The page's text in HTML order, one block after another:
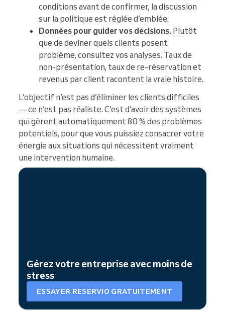
conditions avant de confirmer, la discussion
sur la politique est réglée d’emblée.
Données pour guider vos décisions. Plutôt
que de deviner quels clients posent
problème, consultez vos analyses. Taux de
non-présentation, taux de re-réservation et
revenus par client racontent la vraie histoire.
L’objectif n’est pas d’éliminer les clients difficiles
— ce n’est pas réaliste. C’est d’avoir des systèmes
qui gèrent automatiquement 80 % des problèmes
potentiels, pour que vous puissiez consacrer votre
énergie aux situations qui nécessitent vraiment
une intervention humaine.
Gérez votre entreprise avec moins de
stress
ESSAYER RESERVIO GRATUITEMENT